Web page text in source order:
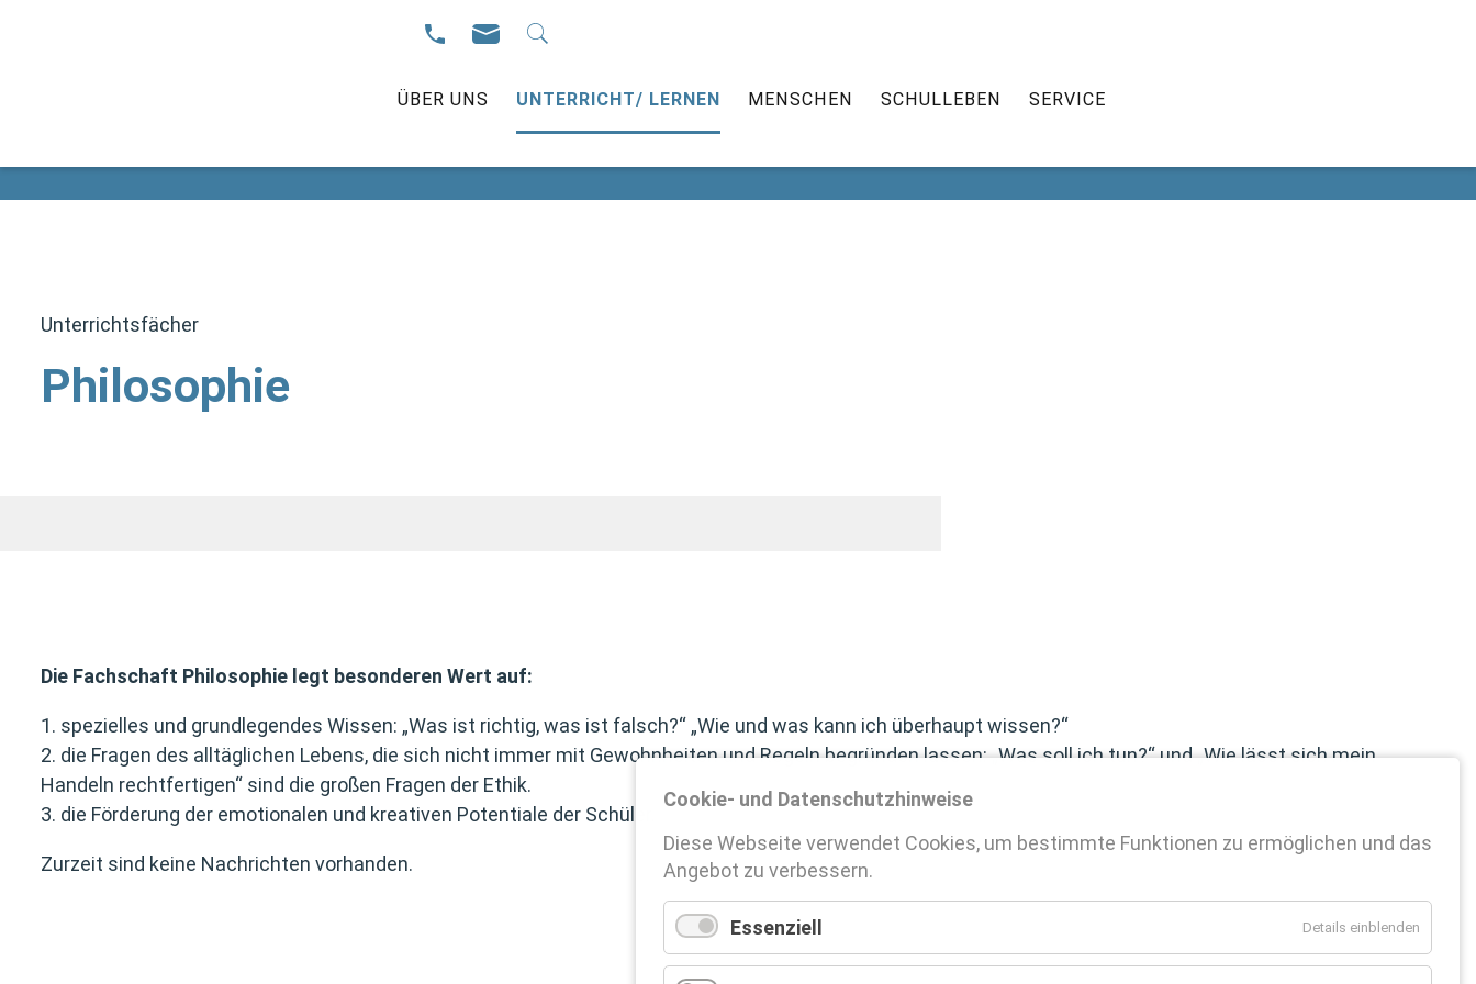
ÜBER UNS UNTERRICHT/ LERNEN MENSCHEN SCHULLEBEN SERVICE
Unterrichtsfächer
Philosophie
Die Fachschaft Philosophie legt besonderen Wert auf:
1. spezielles und grundlegendes Wissen: „Was ist richtig, was ist falsch?“ „Wie und was kann ich überhaupt wissen?“
2. die Fragen des alltäglichen Lebens, die sich nicht immer mit Gewohnheiten und Regeln begründen lassen: „Was soll ich tun?“ und „Wie lässt sich mein
Handeln rechtfertigen“ sind die großen Fragen der Ethik.
3. die Förderung der emotionalen und kreativen Potentiale der Schüler.
Zurzeit sind keine Nachrichten vorhanden.
Cookie- und Datenschutzhinweise
Diese Webseite verwendet Cookies, um bestimmte Funktionen zu ermöglichen und das
Angebot zu verbessern.
Essenziell Details einblenden